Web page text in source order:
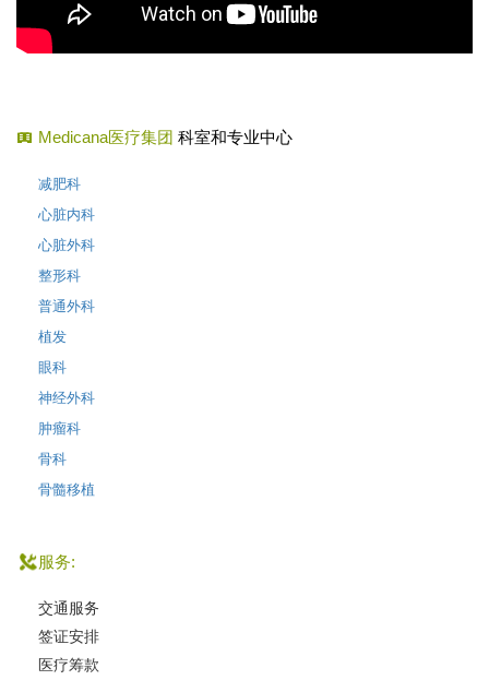
Medicana医疗集团 科室和专业中心
减肥科
心脏内科
心脏外科
整形科
普通外科
植发
眼科
神经外科
肿瘤科
骨科
骨髓移植
服务:
交通服务
签证安排
医疗筹款